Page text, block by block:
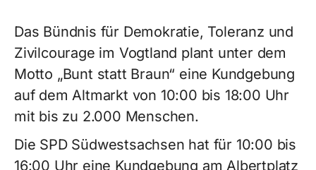
Das Bündnis für Demokratie, Toleranz und
Zivilcourage im Vogtland plant unter dem
Motto „Bunt statt Braun“ eine Kundgebung
auf dem Altmarkt von 10:00 bis 18:00 Uhr
mit bis zu 2.000 Menschen.
Die SPD Südwestsachsen hat für 10:00 bis
16:00 Uhr eine Kundgebung am Albertplatz